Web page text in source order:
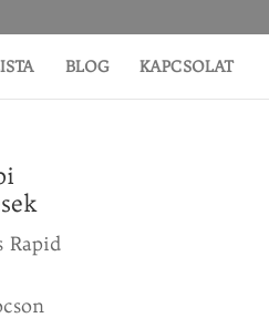
BLOG KAPCSOLAT
Rapid